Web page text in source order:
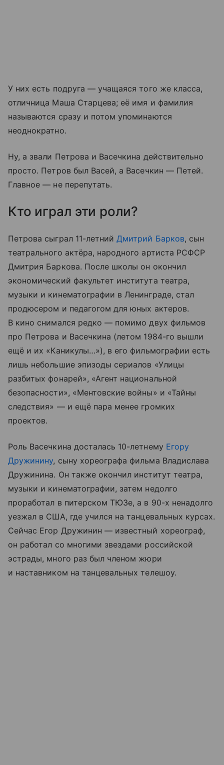
У них есть подруга — учащаяся того же класса,
отличница Маша Старцева; её имя и фамилия
называются сразу и потом упоминаются
неоднократно.
Ну, а звали Петрова и Васечкина действительно
просто. Петров был Васей, а Васечкин — Петей.
Главное — не перепутать.
Кто играл эти роли?
Петрова сыграл 11-летний Дмитрий Барков, сын
театрального актёра, народного артиста РСФСР
Дмитрия Баркова. После школы он окончил
экономический факультет института театра,
музыки и кинематографии в Ленинграде, стал
продюсером и педагогом для юных актеров.
В кино снимался редко — помимо двух фильмов
про Петрова и Васечкина (летом 1984-го вышли
ещё и их «Каникулы…»), в его фильмографии есть
лишь небольшие эпизоды сериалов «Улицы
разбитых фонарей», «Агент национальной
безопасности», «Ментовские войны» и «Тайны
следствия» — и ещё пара менее громких
проектов.
Роль Васечкина досталась 10-летнему Егору
Дружинину, сыну хореографа фильма Владислава
Дружинина. Он также окончил институт театра,
музыки и кинематографии, затем недолго
проработал в питерском ТЮЗе, а в 90-х ненадолго
уезжал в США, где учился на танцевальных курсах.
Сейчас Егор Дружинин — известный хореограф,
он работал со многими звездами российской
эстрады, много раз был членом жюри
и наставником на танцевальных телешоу.